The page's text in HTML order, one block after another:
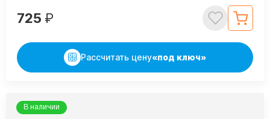
725 ₽
Рассчитать цену«под ключ»
В наличии